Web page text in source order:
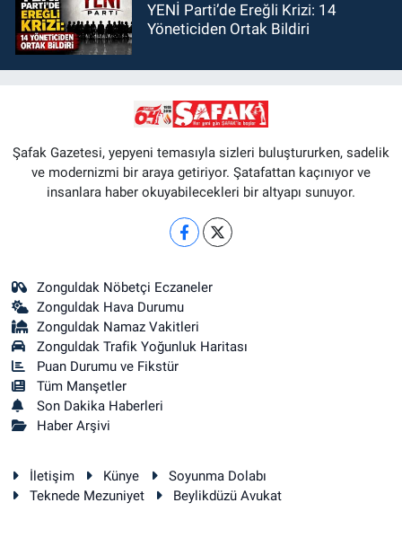
YENİ Parti’de Ereğli Krizi: 14
Yöneticiden Ortak Bildiri
Şafak Gazetesi, yepyeni temasıyla sizleri buluştururken, sadelik
ve modernizmi bir araya getiriyor. Şatafattan kaçınıyor ve
insanlara haber okuyabilecekleri bir altyapı sunuyor.
Zonguldak Nöbetçi Eczaneler
Zonguldak Hava Durumu
Zonguldak Namaz Vakitleri
Zonguldak Trafik Yoğunluk Haritası
Puan Durumu ve Fikstür
Tüm Manşetler
Son Dakika Haberleri
Haber Arşivi
İletişim Künye
Soyunma Dolabı
Teknede Mezuniyet
Beylikdüzü Avukat